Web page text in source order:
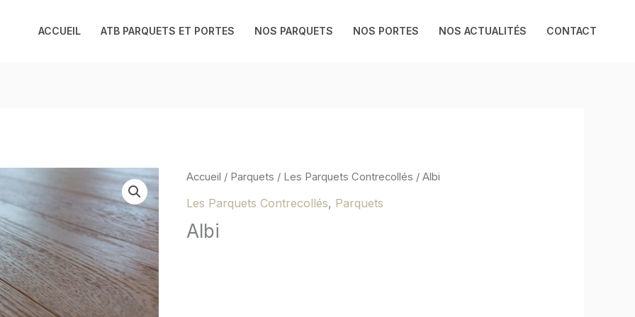
ACCUEIL ATB PARQUETS ET PORTES NOS PARQUETS NOS PORTES NOS ACTUALITÉS CONTACT
Accueil / Parquets / Les Parquets Contrecollés / Albi
Les Parquets Contrecollés, Parquets
Albi